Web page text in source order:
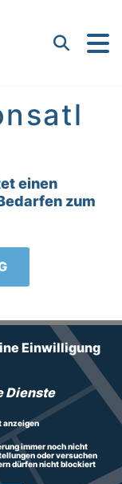
Innovativ GmbH
Suchen
einen
zum
Einwilligung
Dienste
anzeigen
immer noch nicht
oder versuchen
dürfen nicht blockiert